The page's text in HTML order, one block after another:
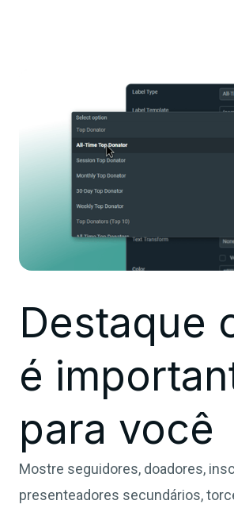
Destaque
é
para você
Mostre seguidores, doadores,
presenteadores secundários,